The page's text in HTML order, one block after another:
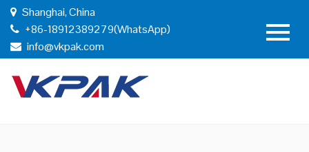
Shanghai, China
+86-18912389279(WhatsApp)
info@vkpak.com